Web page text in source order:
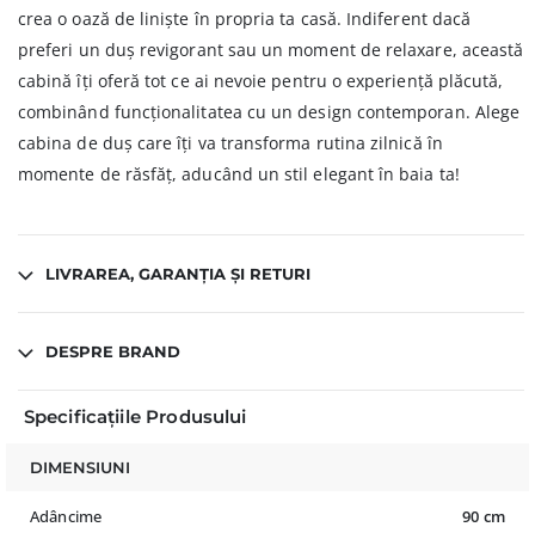
crea o oază de liniște în propria ta casă. Indiferent dacă
preferi un duș revigorant sau un moment de relaxare, această
cabină îți oferă tot ce ai nevoie pentru o experiență plăcută,
combinând funcționalitatea cu un design contemporan. Alege
cabina de duș care îți va transforma rutina zilnică în
momente de răsfăț, aducând un stil elegant în baia ta!
LIVRAREA, GARANȚIA ȘI RETURI
DESPRE BRAND
Specificațiile Produsului
DIMENSIUNI
Adâncime 90 cm